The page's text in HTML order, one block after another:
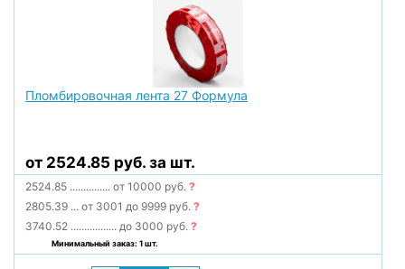
Пломбировочная лента 27 Формула
от 2524.85 руб. за шт.
2524.85 ............... от 10000 руб.?
2805.39 ... от 3001 до 9999 руб.?
3740.52 ................. до 3000 руб.?
Минимальный заказ: 1 шт.